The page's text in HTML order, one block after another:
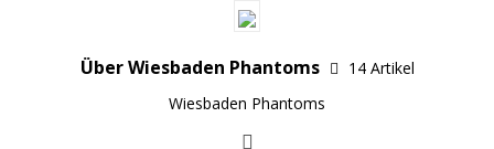
Über Wiesbaden Phantoms
14 Artikel
Wiesbaden Phantoms